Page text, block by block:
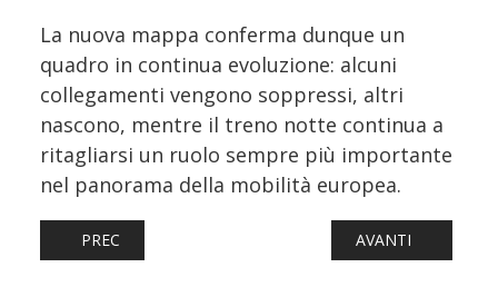
La nuova mappa conferma dunque un
quadro in continua evoluzione: alcuni
collegamenti vengono soppressi, altri
nascono, mentre il treno notte continua a
ritagliarsi un ruolo sempre più importante
nel panorama della mobilità europea.
ARTICOLO PRECEDENTE: SIENA-ROMA, ALLO STUDIO
PREC ARTICOLO
AVANTI